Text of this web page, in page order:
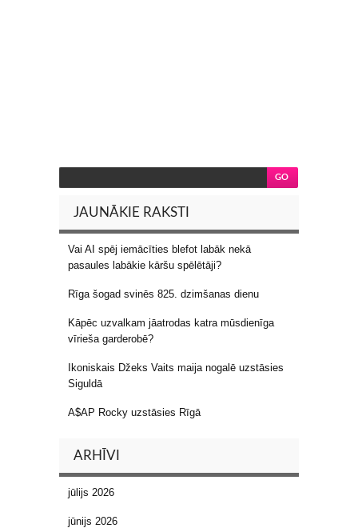
JAUNĀKIE RAKSTI
Vai AI spēj iemācīties blefot labāk nekā
pasaules labākie kāršu spēlētāji?
Rīga šogad svinēs 825. dzimšanas dienu
Kāpēc uzvalkam jāatrodas katra mūsdienīga
vīrieša garderobē?
Ikoniskais Džeks Vaits maija nogalē uzstāsies
Siguldā
A$AP Rocky uzstāsies Rīgā
ARHĪVI
jūlijs 2026
jūnijs 2026